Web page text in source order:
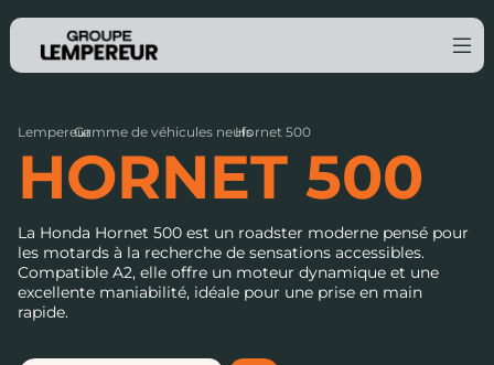
Lempereur
›
Gamme de véhicules neufs
›
Hornet 500
HORNET 500
La Honda Hornet 500 est un roadster moderne pensé pour
les motards à la recherche de sensations accessibles.
Compatible A2, elle offre un moteur dynamique et une
excellente maniabilité, idéale pour une prise en main
rapide.